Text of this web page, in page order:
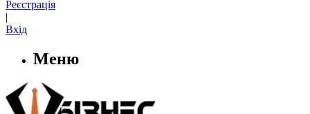
Реєстрація
|
Вхід
Меню